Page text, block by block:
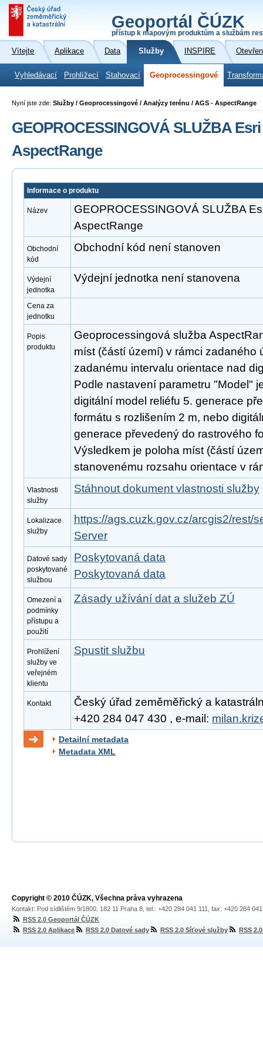
Geoportál ČÚZK
přístup k mapovým produktům a službám
Vítejte Aplikace Data Služby INSPIRE
Vyhledávací Prohlížecí Stahovací Geoprocessingové
Nyní jste zde: Služby / Geoprocessingové / Analýzy terénu / AGS - AspectRange
GEOPROCESSINGOVÁ SLUŽBA
AspectRange
Informace o produktu
Název
GEOPROCESSINGOVÁ SLUŽBA
AspectRange
Obchodní
kód
Obchodní kód není stanoven
Výdejní
jednotka
Výdejní jednotka není stanovena
Cena za
jednotku
Popis
produktu
Geoprocessingová služba
míst (částí území) v rámci zadaného
zadanému intervalu orientace nad
Podle nastavení parametru "Model"
digitální model reliéfu 5. generace
formátu s rozlišením 2 m, nebo
generace převedený do rastrového
Výsledkem je poloha míst (částí
stanovenému rozsahu orientace v
Vlastnosti
služby
Stáhnout dokument vlastnosti služby
Lokalizace
služby
https://ags.cuzk.gov.cz/arcgis2/rest/
Server
Datové sady
poskytované
službou
Poskytovaná data
Poskytovaná data
Omezení a
podmínky
přístupu a
použití
Zásady užívání dat a služeb ZÚ
Prohlížení
služby ve
veřejném
klientu
Spustit službu
Kontakt
Český úřad zeměměřický a
+420 284 047 430 , e-mail:
Detailní metadata
Metadata XML
Copyright © 2010 ČÚZK, Všechna práva vyhrazena
Kontakt: Pod sídlištěm 9/1800, 182 11 Praha 8, tel.: +420 284 041 111, fax: +420 284
RSS 2.0 Geoportál ČÚZK
RSS 2.0 Aplikace
RSS 2.0 Datové sady RSS 2.0 Síťové služby RSS